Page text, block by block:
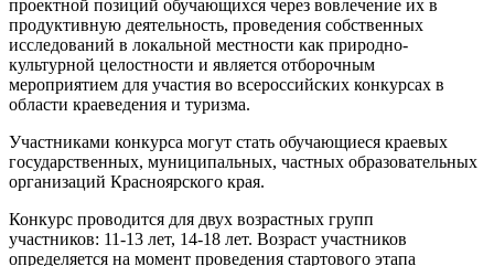
проектной позиций обучающихся через вовлечение их в
продуктивную деятельность, проведения собственных
исследований в локальной местности как природно-
культурной целостности и является отборочным
мероприятием для участия во всероссийских конкурсах в
области краеведения и туризма.
Участниками конкурса могут стать обучающиеся краевых
государственных, муниципальных, частных образовательных
организаций Красноярского края.
Конкурс проводится для двух возрастных групп
участников: 11-13 лет, 14-18 лет. Возраст участников
определяется на момент проведения стартового этапа